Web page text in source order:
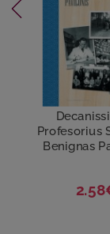
Profesorius
Benignas